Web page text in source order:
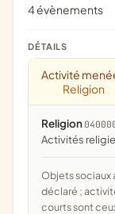
4 évènements
DÉTAILS
Activité
Religion
Religion
activités
Objets sociaux attribués par l'administration d'après l'objet
déclaré ;
courts sont